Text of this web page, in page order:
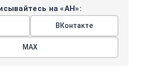
на «АН»:
ВКонтакте
МАХ